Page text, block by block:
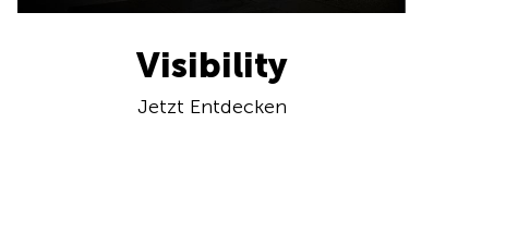
Visibility
Jetzt Entdecken